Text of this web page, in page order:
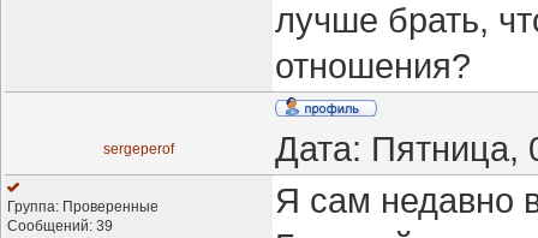
лучше брать,
отношения?
sergeperof Дата:
Группа: Проверенные
Сообщений: 39
Я сам недавно